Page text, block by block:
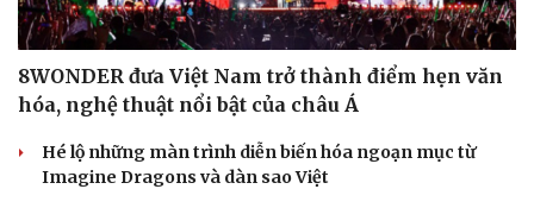
8WONDER đưa Việt Nam trở thành điểm hẹn văn
hóa, nghệ thuật nổi bật của châu Á
Hé lộ những màn trình diễn biến hóa ngoạn mục từ
Imagine Dragons và dàn sao Việt